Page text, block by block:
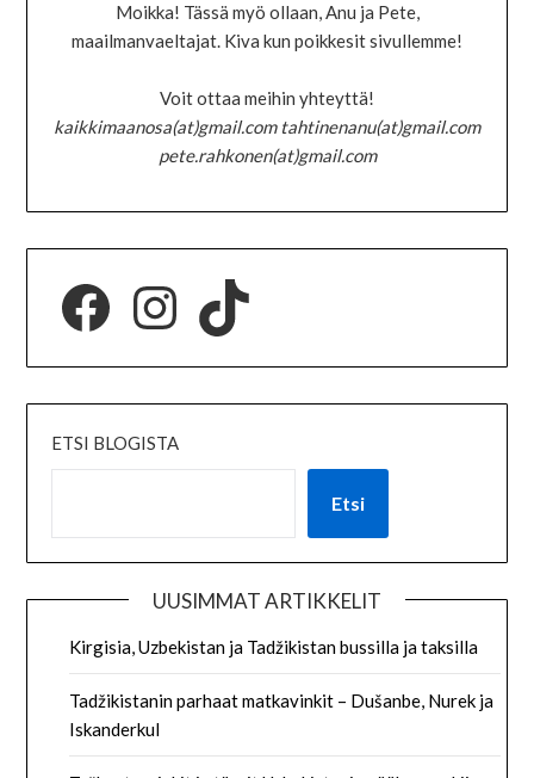
Moikka! Tässä myö ollaan, Anu ja Pete,
maailmanvaeltajat. Kiva kun poikkesit sivullemme!
Voit ottaa meihin yhteyttä!
kaikkimaanosa(at)gmail.com tahtinenanu(at)gmail.com
pete.rahkonen(at)gmail.com
ETSI BLOGISTA
Etsi
UUSIMMAT ARTIKKELIT
Kirgisia, Uzbekistan ja Tadžikistan bussilla ja taksilla
Tadžikistanin parhaat matkavinkit – Dušanbe, Nurek ja
Iskanderkul